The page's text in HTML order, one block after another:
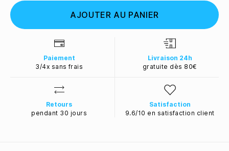
AJOUTER AU PANIER
Paiement
3/4x sans frais
Livraison 24h
gratuite dès 80€
Retours
pendant 30 jours
Satisfaction
9.6/10 en satisfaction client